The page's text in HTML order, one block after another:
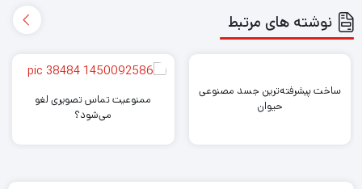
نوشته های مرتبط
ساخت پیشرفته‌ترین جسد مصنوعی
حیوان
ممنوعیت تماس تصویری لغو
می‌شود؟